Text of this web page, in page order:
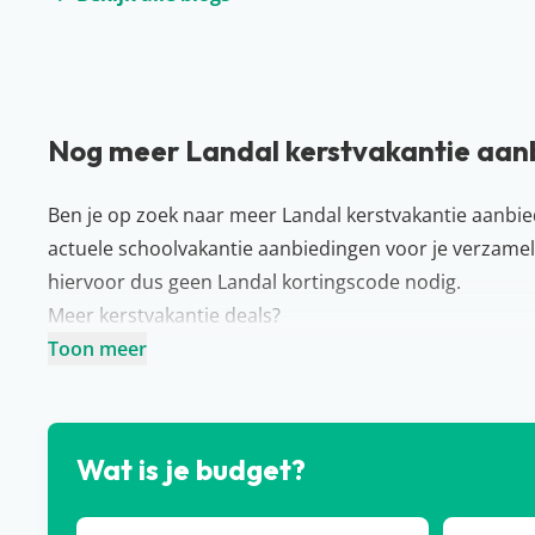
Nog meer Landal kerstvakantie
Ben je op zoek naar meer Landal kerstvakantie
actuele schoolvakantie aanbiedingen voor je
hiervoor dus geen Landal kortingscode nodig.
Meer kerstvakantie deals?
Wil je deze kerstvakantie toch niet naar een Landal
buurt. Liever naar een ander park in
Roompot kerstvakantie aanbiedingen.
Toon meer
Wat is je budget?